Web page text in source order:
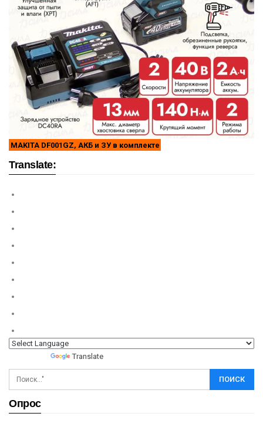
MAKITA DF001GZ, АКБ и ЗУ в комплекте
Translate:
Translate
Опрос